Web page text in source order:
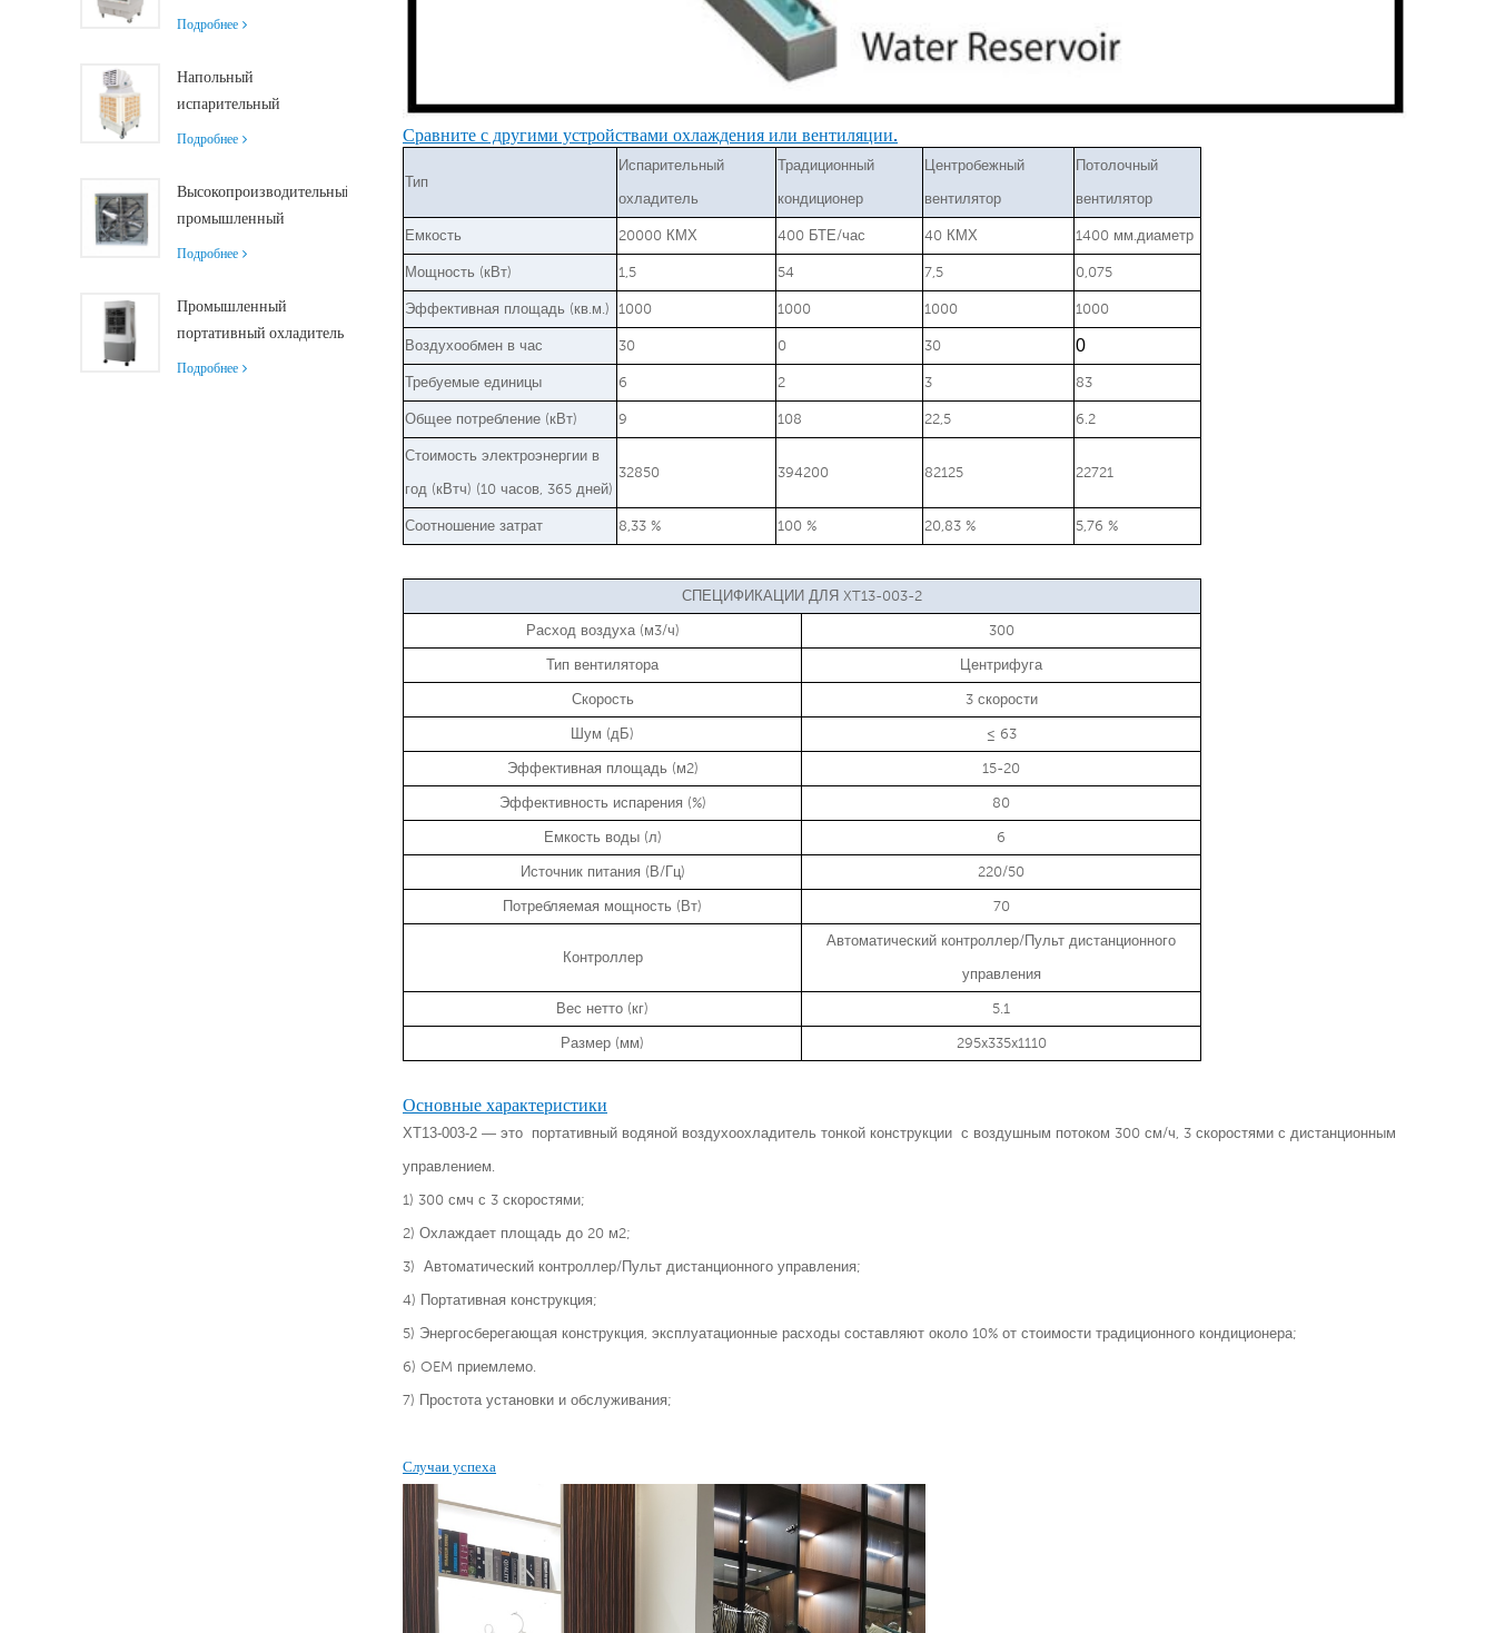
охлаждения больших
испарительный
производительностью
управлением
Подробнее
Напольный
испарительный
воздухоохладитель с
дистанционным
18000 м³/ч
Подробнее
Высокопроизводительный
промышленный
вытяжной вентилятор с
000 м³/ч для
превосходной
Подробнее
Промышленный
портативный охладитель
воздуха Siboly 4000
Подробнее
Сравните с другими устройствами охлаждения или вентиляции.
Тип
Испарительный
охладитель
Традиционный
кондиционер
Центробежный
вентилятор
Потолочный
вентилятор
Емкость 20000 КМХ 400 БТЕ/час 40 КМХ 1400 мм.диаметр
Мощность (кВт) 1,5 54 7,5 0,075
Эффективная площадь (кв.м.) 1000 1000 1000 1000
Воздухообмен в час 30 0 30 0
Требуемые единицы 6 2 3 83
Общее потребление (кВт) 9 108 22,5 6.2
Стоимость электроэнергии в
год (кВтч) (10 часов, 365 дней)
32850 394200 82125 22721
Соотношение затрат 8,33 % 100 % 20,83 % 5,76 %
СПЕЦИФИКАЦИИ ДЛЯ XT13-003-2
Расход воздуха (м3/ч) 300
Тип вентилятора Центрифуга
Скорость 3 скорости
Шум (дБ) ≤ 63
Эффективная площадь (м2) 15-20
Эффективность испарения (%) 80
Емкость воды (л) 6
Источник питания (В/Гц) 220/50
Потребляемая мощность (Вт) 70
Контроллер
Автоматический контроллер/Пульт дистанционного
управления
Вес нетто (кг) 5.1
Размер (мм) 295x335x1110
Основные характеристики
XT13-003-2 — это портативный водяной воздухоохладитель тонкой конструкции с воздушным потоком 300 см/ч, 3 скоростями с дистанционным
управлением.
1) 300 смч с 3 скоростями;
2) Охлаждает площадь до 20 м2;
3) Автоматический контроллер/Пульт дистанционного управления;
4) Портативная конструкция;
5) Энергосберегающая конструкция, эксплуатационные расходы составляют около 10% от стоимости традиционного кондиционера;
6) OEM приемлемо.
7) Простота установки и обслуживания;
Случаи успеха